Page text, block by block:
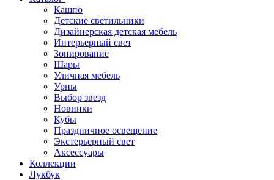
Кашпо
Детские светильники
Дизайнерская детская мебель
Интерьерный свет
Зонирование
Шары
Уличная мебель
Урны
Выбор звезд
Новинки
Кубы
Праздничное освещение
Экстерьерный свет
Аксессуары
Коллекции
Лукбук